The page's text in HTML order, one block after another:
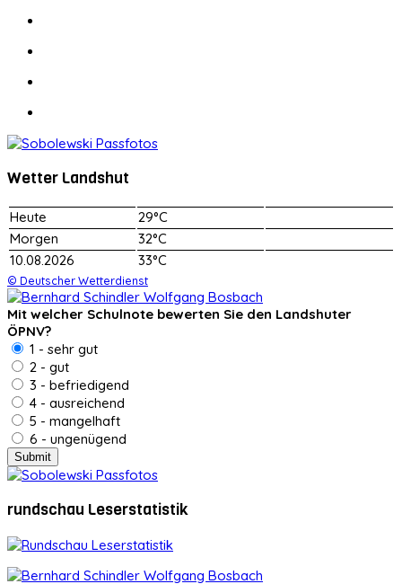
Wetter Landshut
Heute
29°C
Morgen
32°C
10.08.2026
33°C
© Deutscher Wetterdienst
Mit welcher Schulnote bewerten Sie den Landshuter
ÖPNV?
1 - sehr gut
2 - gut
3 - befriedigend
4 - ausreichend
5 - mangelhaft
6 - ungenügend
rundschau Leserstatistik